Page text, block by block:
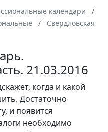
календари
Свердловская
21.03.2016
когда и какой
Достаточно
и появится
необходимо